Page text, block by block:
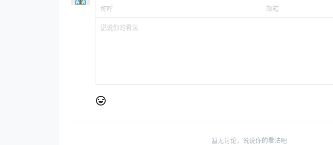
暂无讨论，说说你的看法吧